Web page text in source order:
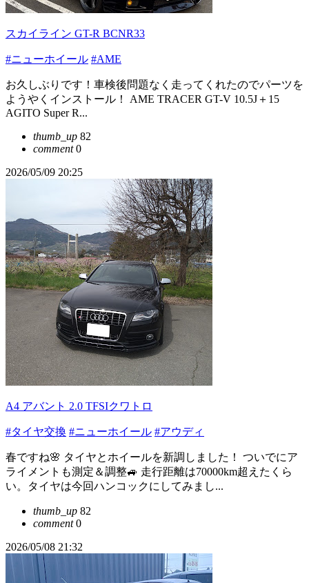
スカイライン GT-R BCNR33
#ニューホイール #AME
お久しぶりです！車検後問題なく走ってくれたのでパーツを
ようやくインストール！ AME TRACER GT-V 10.5J＋15
AGITO Super R...
thumb_up 82
comment0
2026/05/09 20:25
A4 アバント 2.0 TFSIクワトロ
#タイヤ交換 #ニューホイール #アウディ
春ですね🌸 タイヤとホイールを新調しました！ ついでにア
ライメントも測定＆調整🚙 走行距離は70000km超えたくら
い。タイヤは今回ハンコックにしてみまし...
thumb_up 82
comment0
2026/05/08 21:32